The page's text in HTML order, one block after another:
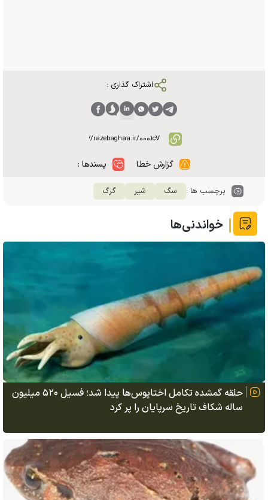
اشتراک گذاری :
گزارش خطا پسندها :
برچسب ها : سگ شیر گرگ
خواندنی‌ها
حلقه گمشده تکامل اختاپوس‌ها پیدا شد؛ فسیل ۵۲۰ میلیون
ساله شکاف تاریخ سرپایان را پر کرد